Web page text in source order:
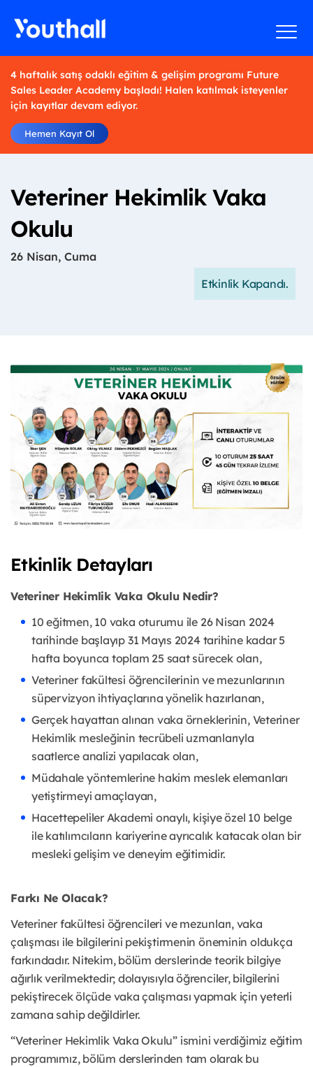
4 haftalık satış odaklı eğitim & gelişim programı Future
Sales Leader Academy başladı! Halen katılmak isteyenler
için kayıtlar devam ediyor.
Hemen Kayıt Ol
Veteriner Hekimlik Vaka
Okulu
26 Nisan, Cuma
Etkinlik Kapandı.
Etkinlik Detayları
Veteriner Hekimlik Vaka Okulu Nedir?
10 eğitmen, 10 vaka oturumu ile 26 Nisan 2024
tarihinde başlayıp 31 Mayıs 2024 tarihine kadar 5
hafta boyunca toplam 25 saat sürecek olan,
Veteriner fakültesi öğrencilerinin ve mezunlarının
süpervizyon ihtiyaçlarına yönelik hazırlanan,
Gerçek hayattan alınan vaka örneklerinin, Veteriner
Hekimlik mesleğinin tecrübeli uzmanlarıyla
saatlerce analizi yapılacak olan,
Müdahale yöntemlerine hakim meslek elemanları
yetiştirmeyi amaçlayan,
Hacettepeliler Akademi onaylı, kişiye özel 10 belge
ile katılımcıların kariyerine ayrıcalık katacak olan bir
mesleki gelişim ve deneyim eğitimidir.
Farkı Ne Olacak?
Veteriner fakültesi öğrencileri ve mezunları, vaka
çalışması ile bilgilerini pekiştirmenin öneminin oldukça
farkındadır. Nitekim, bölüm derslerinde teorik bilgiye
ağırlık verilmektedir; dolayısıyla öğrenciler, bilgilerini
pekiştirecek ölçüde vaka çalışması yapmak için yeterli
zamana sahip değildirler.
“Veteriner Hekimlik Vaka Okulu” ismini verdiğimiz eğitim
programımız, bölüm derslerinden tam olarak bu